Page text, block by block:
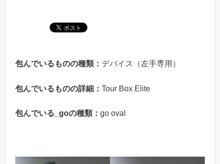
包んでいるものの種類： デバイス（左手専用）
包んでいるものの詳細： Tour Box Elite
包んでいる_goの種類： go oval